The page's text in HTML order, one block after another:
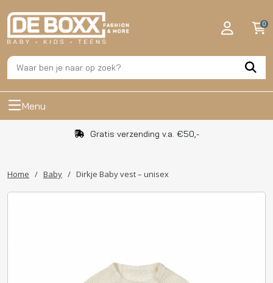
0
Menu
Gratis verzending v.a. €50,-
Home / Baby / Dirkje Baby vest – unisex